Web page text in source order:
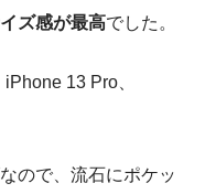
ズ感が最高でした。
13 Pro、
ので、流石にポケッ